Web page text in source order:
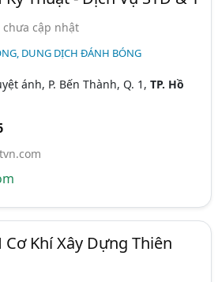
cập nhật
DUNG DỊCH ĐÁNH BÓNG
ánh, P. Bến Thành, Q. 1,TP. Hồ
Cơ Khí Xây Dựng Thiên